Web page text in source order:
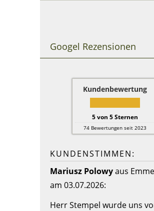
Googel Rezensionen
Kundenbewertung
5von 5Sternen
74 Bewertungen seit 2023
KUNDENSTIMMEN:
Mariusz Polowyaus
am 03.07.2026:
Herr Stempel wurde uns